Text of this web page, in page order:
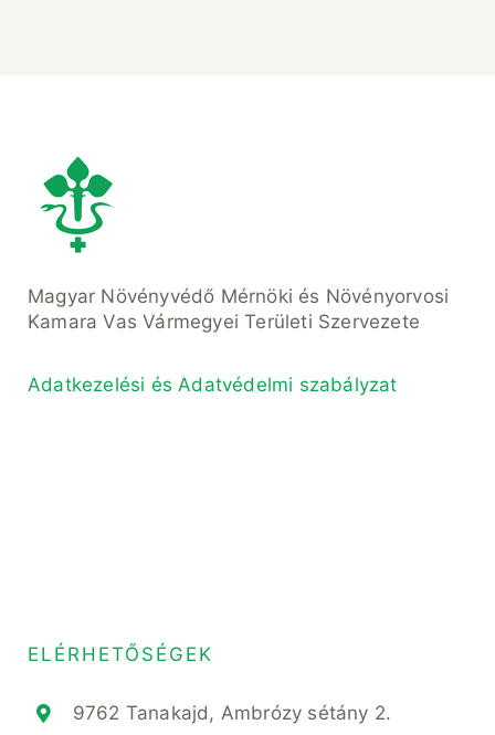
Magyar Növényvédő Mérnöki és Növényorvosi
Kamara Vas Vármegyei Területi Szervezete
Adatkezelési és Adatvédelmi szabályzat
ELÉRHETŐSÉGEK
9762 Tanakajd, Ambrózy sétány 2.